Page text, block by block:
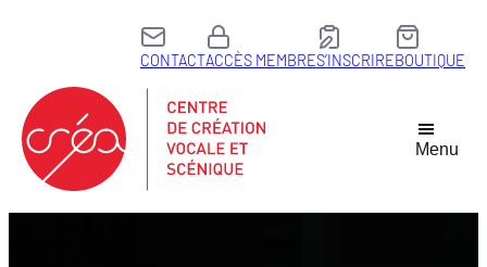
CONTACTACCÈS MEMBRES’INSCRIREBOUTIQUE
Menu